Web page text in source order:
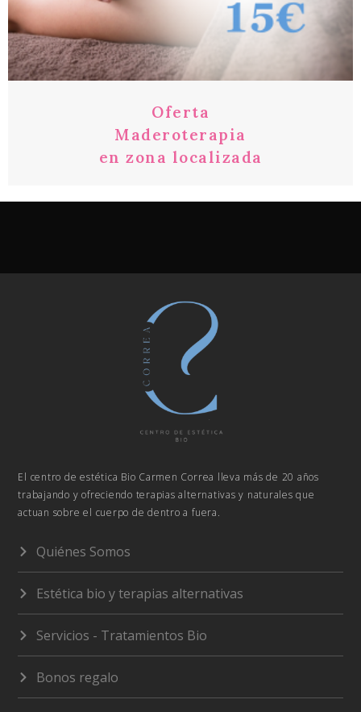
Oferta
Maderoterapia
en zona localizada
El centro de estética Bio Carmen Correa lleva más de 20 años
trabajando y ofreciendo terapias alternativas y naturales que
actuan sobre el cuerpo de dentro a fuera.
Quiénes Somos
Estética bio y terapias alternativas
Servicios - Tratamientos Bio
Bonos regalo